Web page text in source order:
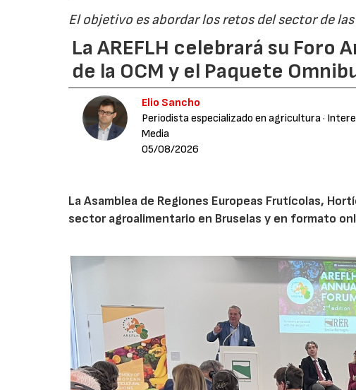
El objetivo es abordar los retos del sector de
La AREFLH celebrará su Foro
de la OCM y el Paquete
Elio Sancho
Periodista especializado en agricultura·
Media
05/08/2026
La Asamblea de Regiones Europeas Frutícolas,
sector agroalimentario en Bruselas y en formato